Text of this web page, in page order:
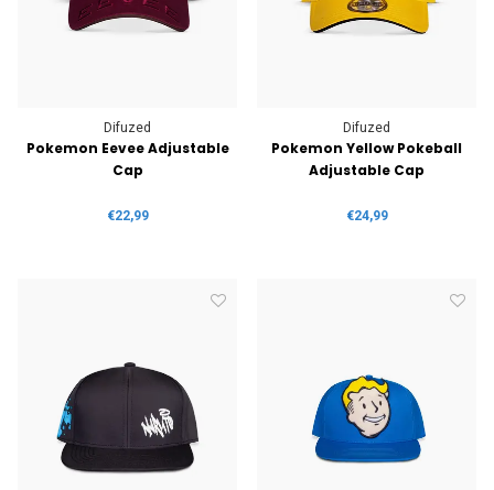
Difuzed
Pokemon Eevee Adjustable
Cap
€22,99
Difuzed
Pokemon Yellow Pokeball
Adjustable Cap
€24,99